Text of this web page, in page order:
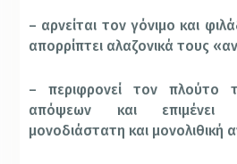
– αρνείται τον γόνιμο και
απορρίπτει αλαζονικά τους
– περιφρονεί τον πλούτο
απόψεων και επιμένει
μονοδιάστατη και μονολιθική